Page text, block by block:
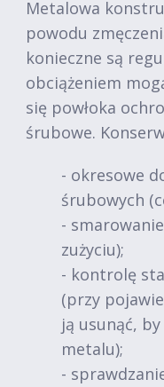
Metalowa
powodu
konieczne są
obciążeniem
się powłoka
śrubowe.
- okresowe
śrubowych
-
zużyciu);
- kontrolę
(przy
ją usunąć,
metalu);
-